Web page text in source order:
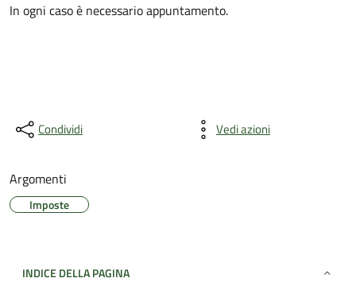
In ogni caso è necessario appuntamento.
Condividi Vedi azioni
Argomenti
Imposte
INDICE DELLA PAGINA